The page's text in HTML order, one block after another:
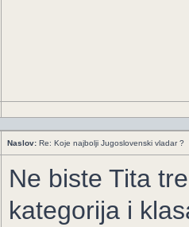
Naslov: Re: Koje najbolji Jugoslovenski vladar ?
Ne biste Tita
kategorija i